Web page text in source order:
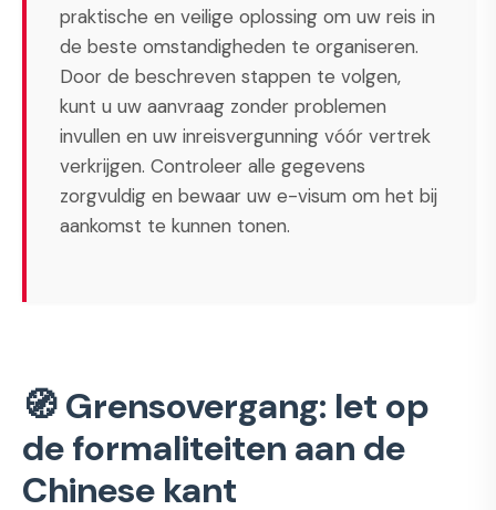
praktische en veilige oplossing om uw reis in
de beste omstandigheden te organiseren.
Door de beschreven stappen te volgen,
kunt u uw aanvraag zonder problemen
invullen en uw inreisvergunning vóór vertrek
verkrijgen. Controleer alle gegevens
zorgvuldig en bewaar uw e-visum om het bij
aankomst te kunnen tonen.
🧭 Grensovergang: let op
de formaliteiten aan de
Chinese kant